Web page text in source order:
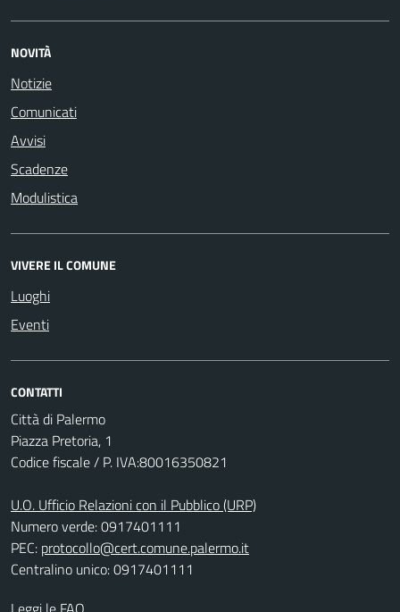
NOVITÀ
Notizie
Comunicati
Avvisi
Scadenze
Modulistica
VIVERE IL COMUNE
Luoghi
Eventi
CONTATTI
Città di Palermo
Piazza Pretoria, 1
Codice fiscale / P. IVA:80016350821
U.O. Ufficio Relazioni con il Pubblico (URP)
Numero verde: 0917401111
PEC: protocollo@cert.comune.palermo.it
Centralino unico: 0917401111